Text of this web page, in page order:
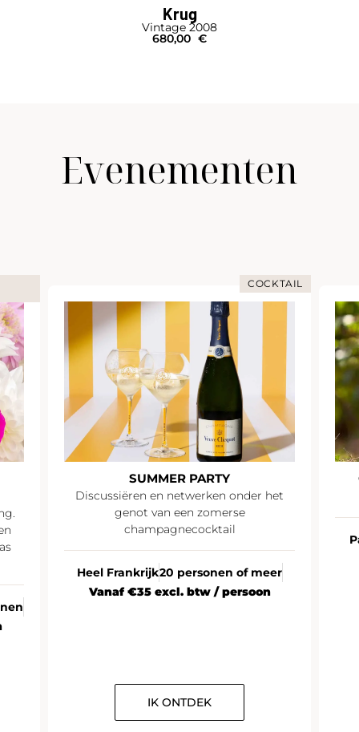
Krug
Vintage 2008
680,00 €
Evenementen
COCKTAIL
SUMMER PARTY
Discussiëren en netwerken onder het
genot van een zomerse
champagnecocktail
Heel Frankrijk20 personen of meer
Vanaf €35 excl. btw / persoon
IK ONTDEK